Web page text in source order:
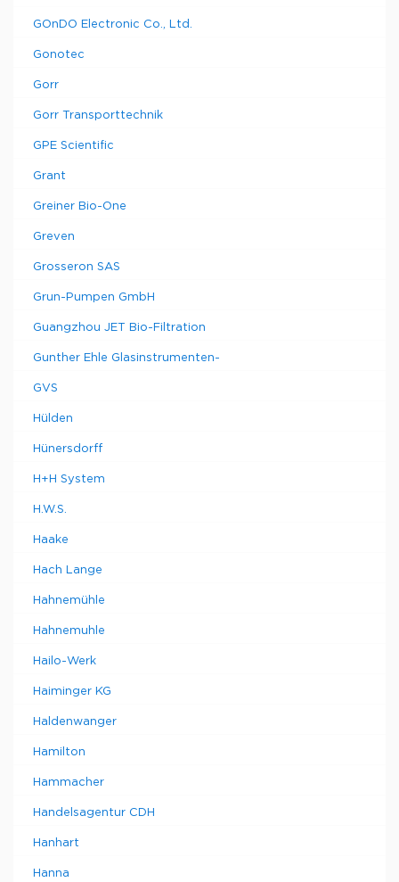
GOnDO Electronic Co., Ltd.
Gonotec
Gorr
Gorr Transporttechnik
GPE Scientific
Grant
Greiner Bio-One
Greven
Grosseron SAS
Grun-Pumpen GmbH
Guangzhou JET Bio-Filtration
Gunther Ehle Glasinstrumenten-
GVS
Hülden
Hünersdorff
H+H System
H.W.S.
Haake
Hach Lange
Hahnemühle
Hahnemuhle
Hailo-Werk
Haiminger KG
Haldenwanger
Hamilton
Hammacher
Handelsagentur CDH
Hanhart
Hanna